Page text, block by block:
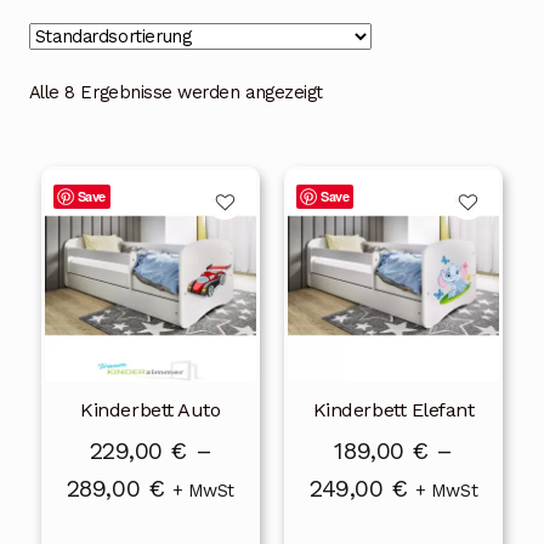
Blog
Über uns
Mein Konto
Rechtliche Hinweise
öffnen
Alle 8 Ergebnisse werden angezeigt
Save
Kinderbett Auto
229,00 € –
289,00 €Preisspanne:
+ MwSt
Dieses
Produkt
weist
mehrere
Varianten
Optionen
können
auf
Save
Kinderbett Elefant
189,00 € –
249,00 €Preisspanne:
+ MwSt
Dieses
Produkt
weist
mehrere
Varianten
Optionen
können
auf